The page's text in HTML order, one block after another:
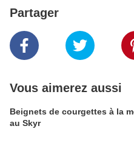
Partager
Vous aimerez aussi
Beignets de courgettes à la
au Skyr